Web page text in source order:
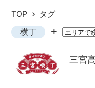
TOP
タグ
横丁
三宮